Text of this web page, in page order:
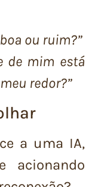
boa ou ruim?”
de mim está
redor?”
a uma IA,
acionando